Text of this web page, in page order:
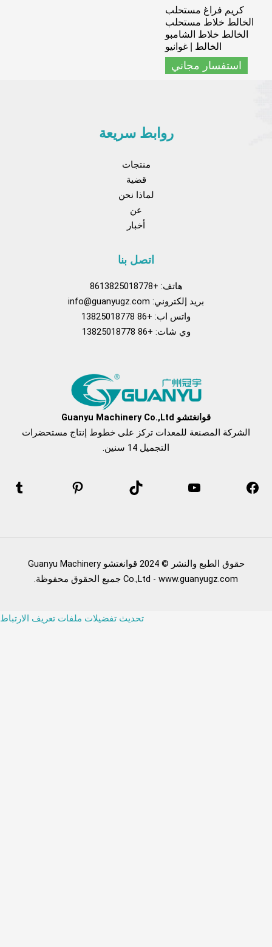
كريم فراغ مستحلب
الخالط خلاط مستحلب
الخالط خلاط الشامبو
الخالط | غوانيو
استفسار مجاني
روابط سريعة
منتجات
قضية
لماذا نحن
أخبار
اتصل بنا
هاتف: +8613825018778
بريد إلكتروني:info@guanyugz.com
واتس اب: +86 13825018778
وي شات: +86 13825018778
قوانغتشو Guanyu Machinery Co.,Ltd
الشركة المصنعة للمعدات تركز على خطوط إنتاج مستحضرات
التجميل 14 سنين.
حقوق الطبع والنشر © 2024 قوانغتشو Guanyu Machinery
Co.,Ltd - www.guanyugz.com جميع الحقوق محفوظة.
تحديث تفضيلات ملفات تعريف الارتباط